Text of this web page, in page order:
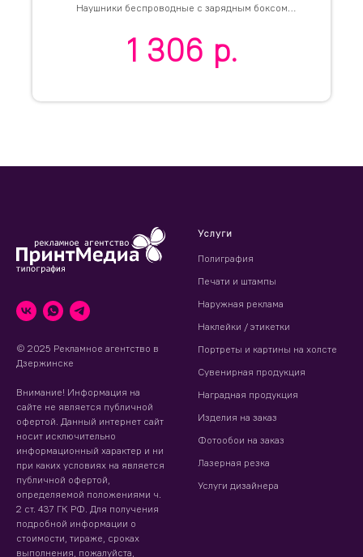
Наушники беспроводные с зарядным боксом
1 306 р.
© 2025 Рекламное агентство в
Дзержинске
Внимание! Информация на
сайте не является публичной
офертой. Данный интернет сайт
носит исключительно
информационный характер и ни
при каких условиях на является
публичной офертой,
определяемой положениями ч.
2 ст. 437 ГК РФ. Для получения
подробной информации о
стоимости, тираже, сроках
выполнения, пожалуйста,
Услуги
Полиграфия
Печати и штампы
Наружная реклама
Наклейки / этикетки
Портреты и картины на холсте
Сувенирная продукция
Наградная продукция
Изделия на заказ
Фотообои на заказ
Лазерная резка
Услуги дизайнера